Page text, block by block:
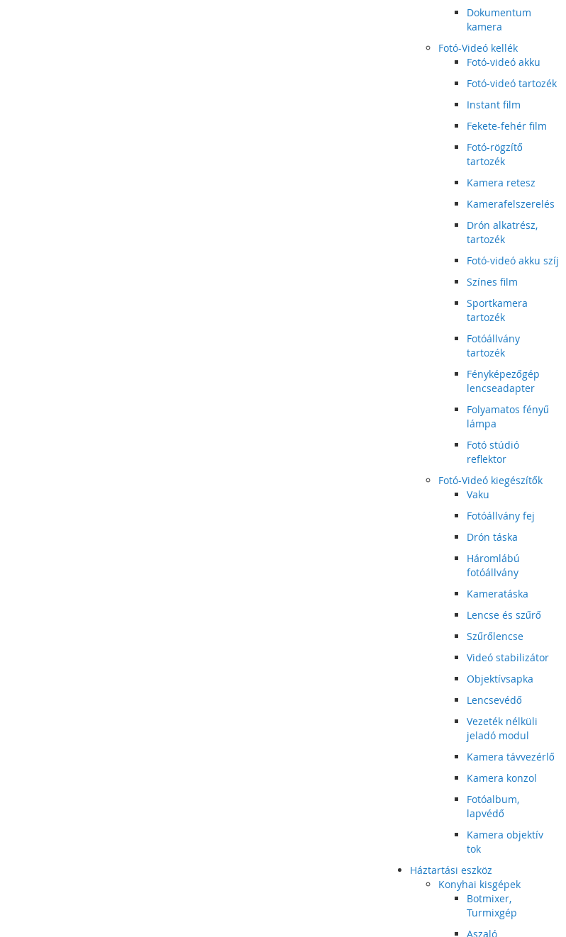
Dokumentum
kamera
Fotó-Videó kellék
Fotó-videó akku
Fotó-videó tartozék
Instant film
Fekete-fehér film
Fotó-rögzítő
tartozék
Kamera retesz
Kamerafelszerelés
Drón alkatrész,
tartozék
Fotó-videó akku szíj
Színes film
Sportkamera
tartozék
Fotóállvány
tartozék
Fényképezőgép
lencseadapter
Folyamatos fényű
lámpa
Fotó stúdió
reflektor
Fotó-Videó kiegészítők
Vaku
Fotóállvány fej
Drón táska
Háromlábú
fotóállvány
Kameratáska
Lencse és szűrő
Szűrőlencse
Videó stabilizátor
Objektívsapka
Lencsevédő
Vezeték nélküli
jeladó modul
Kamera távvezérlő
Kamera konzol
Fotóalbum,
lapvédő
Kamera objektív
tok
Háztartási eszköz
Konyhai kisgépek
Botmixer,
Turmixgép
Aszaló